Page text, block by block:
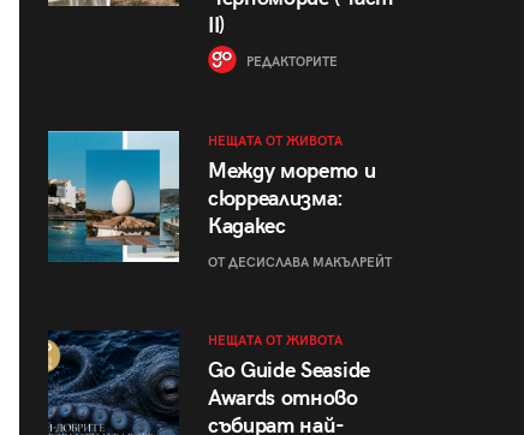
II)
РЕДАКТОРИТЕ
НЕЩАТА ОТ ЖИВОТА
Между морето и
сюрреализма:
Кадакес
ОТ ДЕСИСЛАВА МАКЪЛРЕЙТ
НЕЩАТА ОТ ЖИВОТА
Go Guide Seaside
Awards отново
събират най-